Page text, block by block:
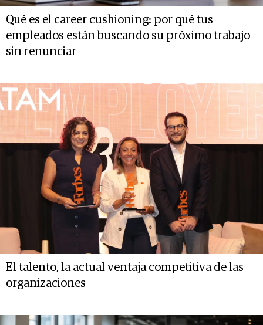
Qué es el career cushioning: por qué tus
empleados están buscando su próximo trabajo
sin renunciar
El talento, la actual ventaja competitiva de las
organizaciones